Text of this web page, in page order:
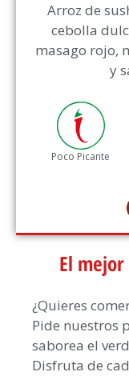
Arroz de
cebolla
masago rojo,
y
Poco Picante
El
¿Quieres
Pide nuestros
saborea el
Disfruta de